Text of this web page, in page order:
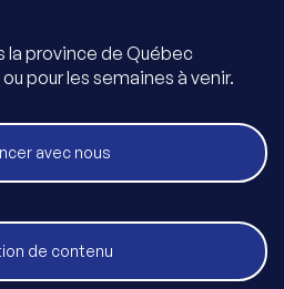
la province de Québec
pour les semaines à venir.
avec nous
de contenu